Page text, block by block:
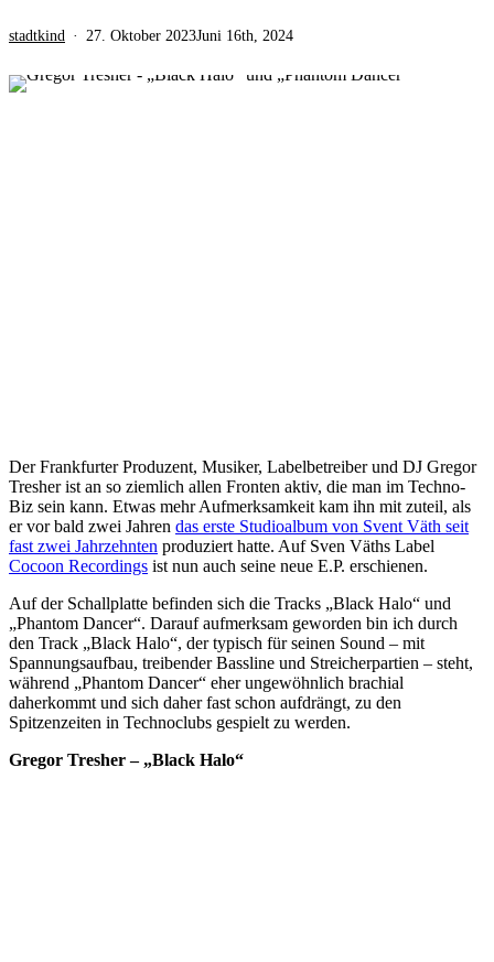
stadtkind 27. Oktober 2023Juni 16th, 2024
Der Frankfurter Produzent, Musiker, Labelbetreiber und DJ Gregor
Tresher ist an so ziemlich allen Fronten aktiv, die man im Techno-
Biz sein kann. Etwas mehr Aufmerksamkeit kam ihn mit zuteil, als
er vor bald zwei Jahren das erste Studioalbum von Svent Väth seit
fast zwei Jahrzehnten produziert hatte. Auf Sven Väths Label
Cocoon Recordings ist nun auch seine neue E.P. erschienen.
Auf der Schallplatte befinden sich die Tracks „Black Halo“ und
„Phantom Dancer“. Darauf aufmerksam geworden bin ich durch
den Track „Black Halo“, der typisch für seinen Sound – mit
Spannungsaufbau, treibender Bassline und Streicherpartien – steht,
während „Phantom Dancer“ eher ungewöhnlich brachial
daherkommt und sich daher fast schon aufdrängt, zu den
Spitzenzeiten in Technoclubs gespielt zu werden.
Gregor Tresher – „Black Halo“